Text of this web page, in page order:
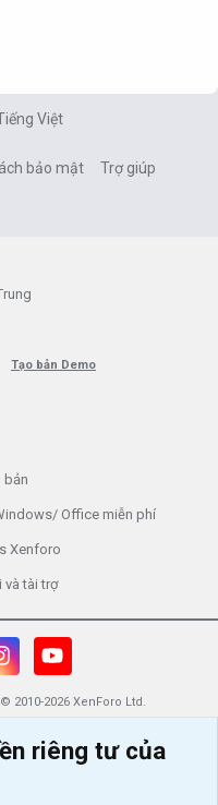
Việt
bảo mật Trợ giúp
Tạo bản Demo
bản
Office miễn phí
Xenforo
và tài trợ
© 2010-2026 XenForo Ltd.
riêng tư của